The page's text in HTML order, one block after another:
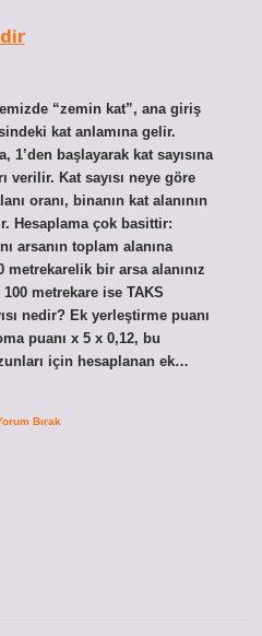
“zemin kat”, ana giriş
kat anlamına gelir.
1’den başlayarak kat sayısına
verilir. Kat sayısı neye göre
oranı, binanın kat alanının
Hesaplama çok basittir:
arsanın toplam alanına
bir arsa alanınız
100 metrekare ise TAKS
nedir? Ek yerleştirme puanı
puanı x 5 x 0,12, bu
için hesaplanan ek…
Bırak